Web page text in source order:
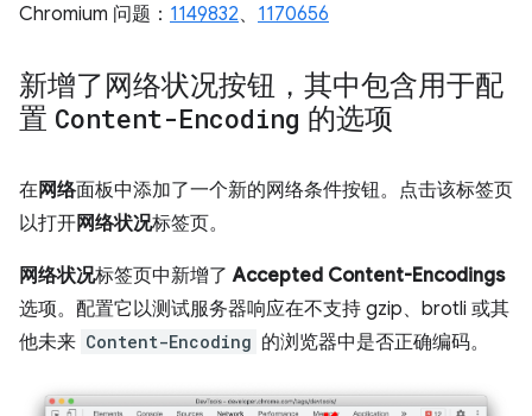
Chromium 问题： 1149832、 1170656
新增了网络状况按钮，其中包含用于配
置 Content-Encoding 的选项
在 网络面板中添加了一个新的网络条件按钮。点击该标签页
以打开网络状况标签页。
网络状况标签页中新增了Accepted Content-Encodings
选项。配置它以测试服务器响应在不支持 gzip、brotli 或其
他未来 Content-Encoding 的浏览器中是否正确编码。